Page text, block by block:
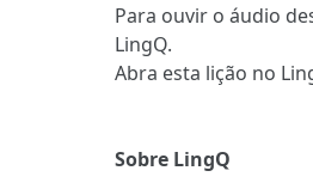
Para ouvir o áudio
LingQ.
Abra esta lição no
Sobre LingQ